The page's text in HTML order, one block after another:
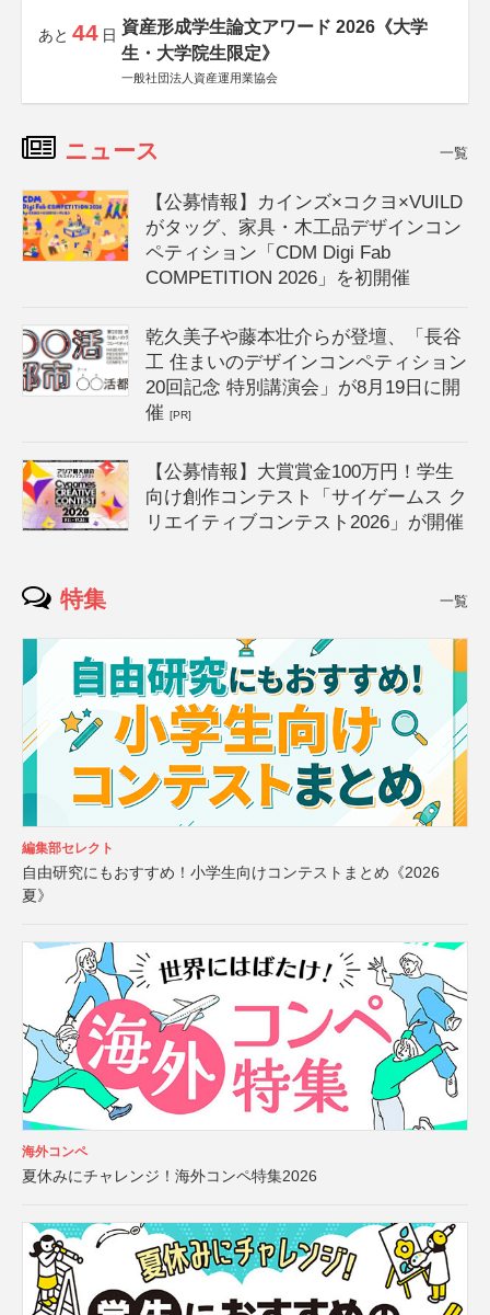
あと 44 日 資産形成学生論文アワード 2026《大学
生・大学院生限定》
一般社団法人資産運用業協会
ニュース 一覧
【公募情報】カインズ×コクヨ×VUILD
がタッグ、家具・木工品デザインコン
ペティション「CDM Digi Fab
COMPETITION 2026」を初開催
乾久美子や藤本壮介らが登壇、「長谷
工 住まいのデザインコンペティション
20回記念 特別講演会」が8月19日に開
催[PR]
【公募情報】大賞賞金100万円！学生
向け創作コンテスト「サイゲームス ク
リエイティブコンテスト2026」が開催
特集 一覧
編集部セレクト
自由研究にもおすすめ！小学生向けコンテストまとめ《2026
夏》
海外コンペ
夏休みにチャレンジ！海外コンペ特集2026